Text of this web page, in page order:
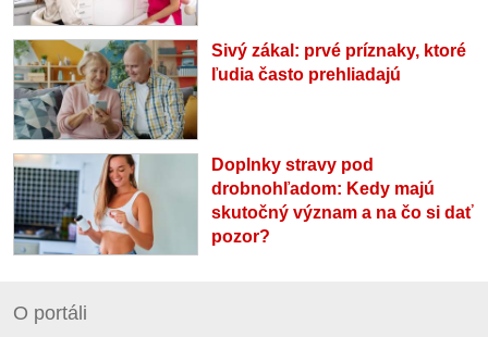
Sivý zákal: prvé príznaky, ktoré
ľudia často prehliadajú
Doplnky stravy pod
drobnohľadom: Kedy majú
skutočný význam a na čo si dať
pozor?
O portáli